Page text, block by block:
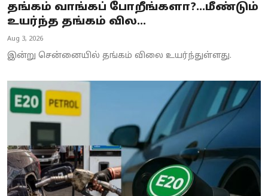
தங்கம் வாங்கப் போறீங்களா?...மீண்டும்
உயர்ந்த தங்கம் வில...
Aug 3, 2026
இன்று சென்னையில் தங்கம் விலை உயர்ந்துள்ளது.